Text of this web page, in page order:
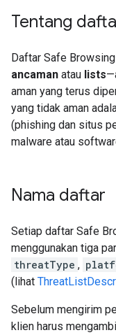
Tentang
Daftar Safe
ancaman atau lists
aman yang terus
yang tidak aman
(phishing dan situs
malware atau
Nama daftar
Setiap daftar Safe
menggunakan tiga
threatType ,
(lihat
Sebelum mengirim
klien harus